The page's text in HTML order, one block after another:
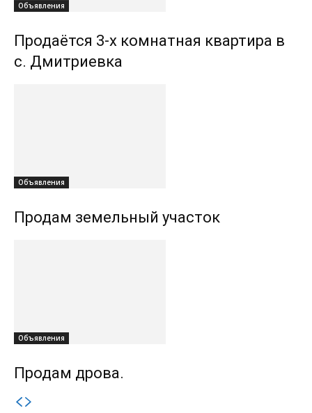
Объявления
Продаётся 3-х комнатная квартира в
с. Дмитриевка
Объявления
Продам земельный участок
Объявления
Продам дрова.